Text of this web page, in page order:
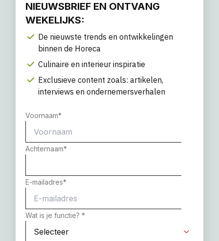
NIEUWSBRIEF EN ONTVANG
WEKELIJKS:
De nieuwste trends en ontwikkelingen
binnen de Horeca
Culinaire en interieur inspiratie
Exclusieve content zoals: artikelen,
interviews en ondernemersverhalen
Voornaam*
Achternaam*
E-mailadres*
Wat is je functie? *